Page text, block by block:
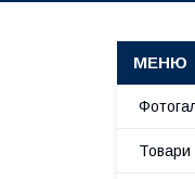
Товари